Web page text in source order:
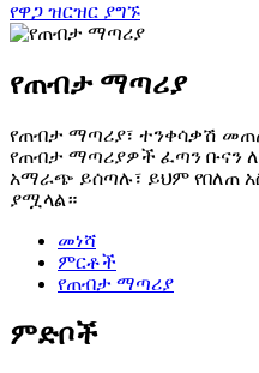
የዋጋ ዝርዝር ያግኙ
የጠብታ ማጣሪያ
የጠብታ ማጣሪያ፣ ተንቀሳቃሽ
የጠብታ ማጣሪያዎች ፈጣን ቡናን
አማራጭ ይሰጣሉ፣ ይህም የበለጠ
ያሟላል።
መነሻ
ምርቶች
የጠብታ ማጣሪያ
ምድቦች